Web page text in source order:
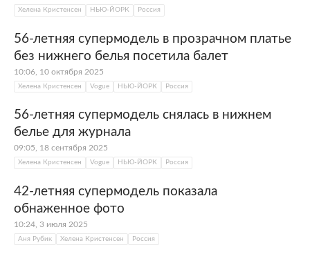
Хелена Кристенсен НЬЮ-ЙОРК Россия
56-летняя супермодель в прозрачном платье
без нижнего белья посетила балет
10:06, 10 октября 2025
Хелена Кристенсен Vogue НЬЮ-ЙОРК Россия
56-летняя супермодель снялась в нижнем
белье для журнала
09:05, 18 сентября 2025
Хелена Кристенсен Vogue НЬЮ-ЙОРК Россия
42-летняя супермодель показала
обнаженное фото
10:24, 3 июля 2025
Аня Рубик Хелена Кристенсен Россия